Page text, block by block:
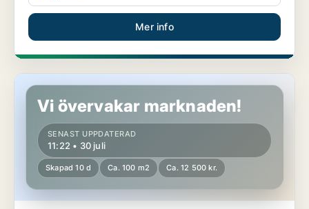
Mer info
Lägenhet i Kalmar
Vi övervakar marknaden!
SENAST UPPDATERAD
11:22 • 30 juli
Skapad 10 d Ca. 100 m2 Ca. 12 500 kr.